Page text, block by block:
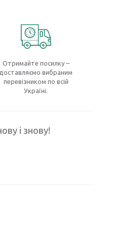
Отримайте посилку –
доставляємо вибраним
перевізником по всій
Україні.
і знову!